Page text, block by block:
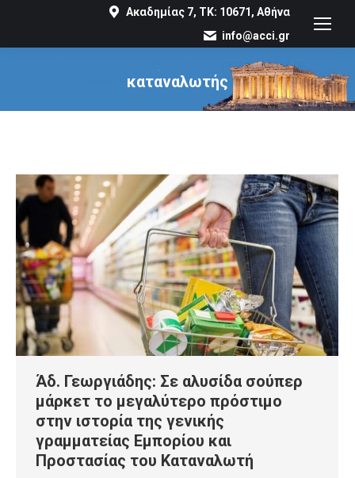
Ακαδημίας 7, ΤΚ: 10671, Αθήνα
info@acci.gr
καταναλωτής
You are here:
Άδ. Γεωργιάδης: Σε αλυσίδα σούπερ
μάρκετ το μεγαλύτερο πρόστιμο
στην ιστορία της γενικής
γραμματείας Εμπορίου και
Προστασίας του Καταναλωτή